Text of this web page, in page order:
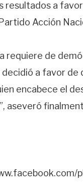
resultados a favor
Acción
requiere de
decidió a favor de
encabece el
aseveró